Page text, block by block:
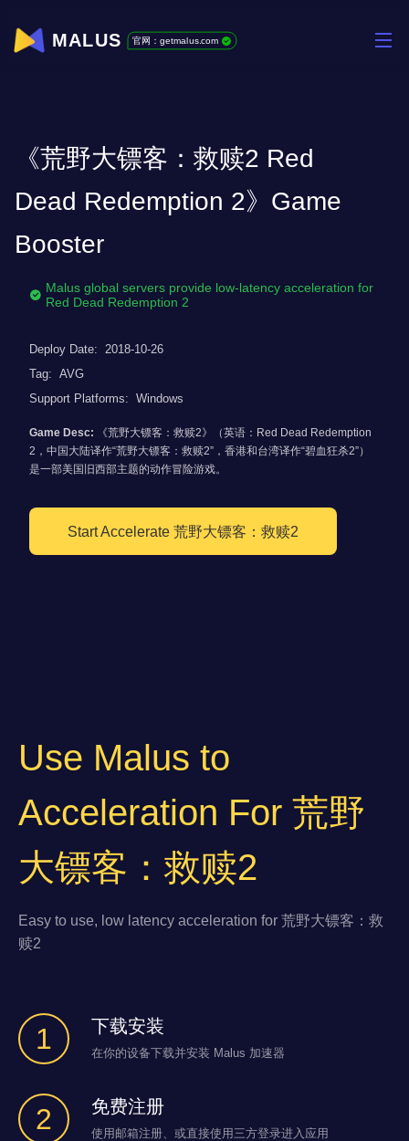
MALUS 官网：getmalus.com
《荒野大镖客：救赎2 Red
Dead Redemption 2》Game
Booster
Malus global servers provide low-latency acceleration for
Red Dead Redemption 2
Deploy Date: 2018-10-26
Tag: AVG
Support Platforms: Windows
Game Desc:
《荒野大镖客：救赎2》（英语：Red Dead Redemption
2，中国大陆译作“荒野大镖客：救赎2”，香港和台湾译作“碧血狂杀2”）
是一部美国旧西部主题的动作冒险游戏。
Start Accelerate 荒野大镖客：救赎2
Use Malus to
Acceleration For 荒野
大镖客：救赎2
Easy to use, low latency acceleration for 荒野大镖客：救
赎2
1 下载安装
在你的设备下载并安装 Malus 加速器
2 免费注册
使用邮箱注册、或直接使用三方登录进入应用